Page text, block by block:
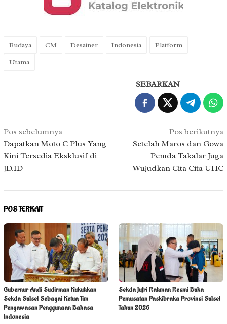
Budaya CM Desainer Indonesia
Platform
Utama
SEBARKAN
Navigasi
pos
Pos sebelumnya
Dapatkan Moto C Plus Yang
Kini Tersedia Eksklusif di
JD.ID
Pos berikutnya
Setelah Maros dan Gowa
Pemda Takalar Juga
Wujudkan Cita Cita UHC
POS TERKAIT
Gubernur Andi Sudirman Kukuhkan
Sekda Sulsel Sebagai Ketua Tim
Pengawasan Penggunaan Bahasa
Indonesia
Sekda Jufri Rahman Resmi Buka
Pemusatan Paskibraka Provinsi Sulsel
Tahun 2026